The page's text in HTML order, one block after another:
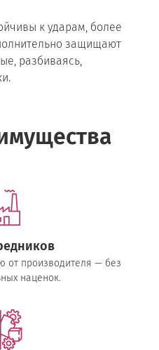
к ударам, более
защищают
разбиваясь,
от производителя — без
наценок.